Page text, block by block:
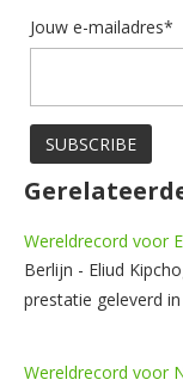
Jouw e-mailadres*
Wereldrecord voor
Berlijn - Eliud
prestatie geleverd
Wereldrecord voor